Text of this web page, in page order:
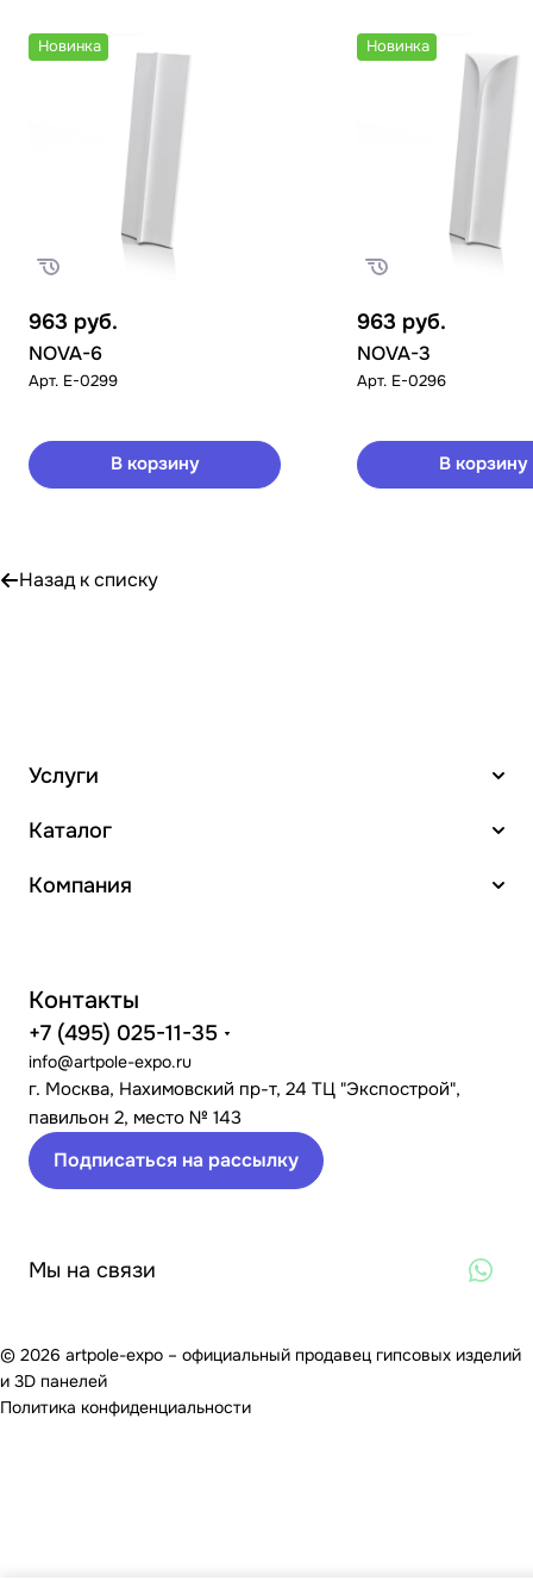
Новинка
963 руб.
NOVA-6
Арт. E-0299
В корзину
Новинка
963 руб.
NOVA-3
Арт. E-0296
В корзину
Назад к списку
Услуги
Каталог
Компания
Контакты
+7 (495) 025-11-35
info@artpole-expo.ru
г. Москва, Нахимовский пр-т, 24 ТЦ "Экспострой",
павильон 2, место № 143
Подписаться на рассылку
Мы на связи
© 2026 artpole-expo – официальный продавец гипсовых изделий
и 3D панелей
Политика конфиденциальности